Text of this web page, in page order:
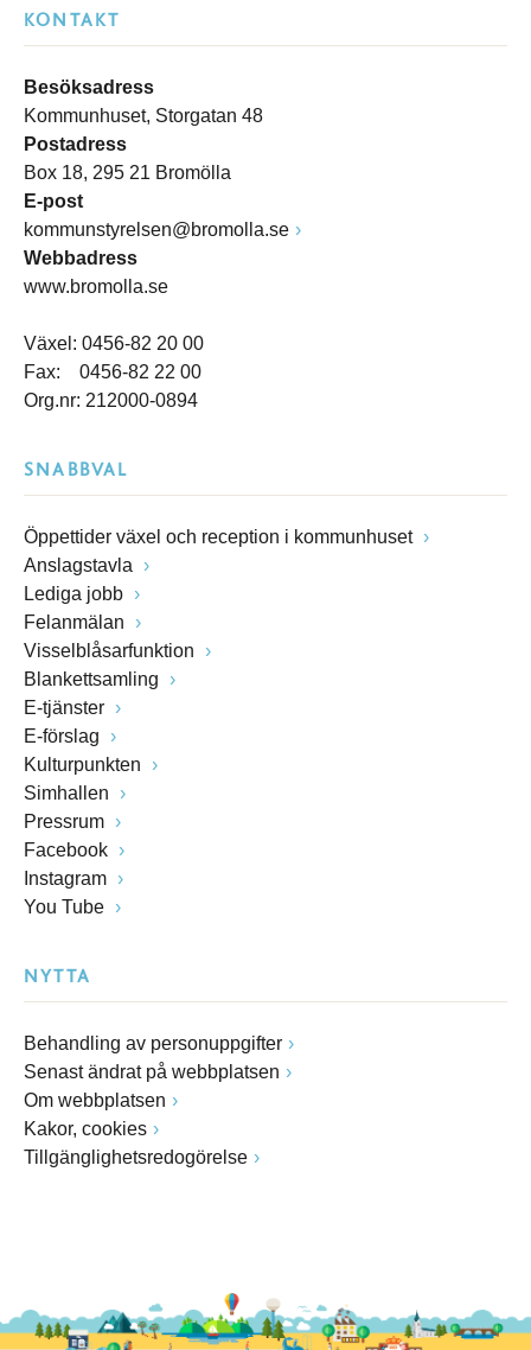
KONTAKT
Besöksadress
Kommunhuset, Storgatan 48
Postadress
Box 18, 295 21 Bromölla
E-post
kommunstyrelsen@bromolla.se
Webbadress
www.bromolla.se
Växel: 0456-82 20 00
Fax: 0456-82 22 00
Org.nr: 212000-0894
SNABBVAL
Öppettider växel och reception i kommunhuset
Anslagstavla
Lediga jobb
Felanmälan
Visselblåsarfunktion
Blankettsamling
E-tjänster
E-förslag
Kulturpunkten
Simhallen
Pressrum
Facebook
Instagram
You Tube
NYTTA
Behandling av personuppgifter
Senast ändrat på webbplatsen
Om webbplatsen
Kakor, cookies
Tillgänglighetsredogörelse